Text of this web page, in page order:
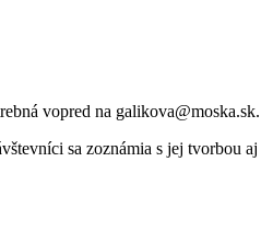
vopred na galikova@moska.sk.
sa zoznámia s jej tvorbou